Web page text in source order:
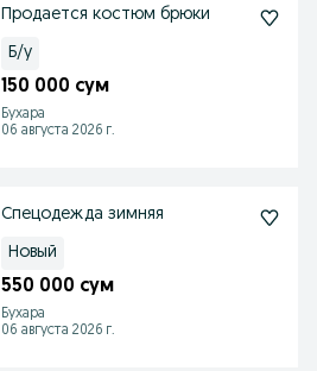
Продается костюм брюки
Б/у
150 000 сум
Бухара
06 августа 2026 г.
Спецодежда зимняя
Новый
550 000 сум
Бухара
06 августа 2026 г.